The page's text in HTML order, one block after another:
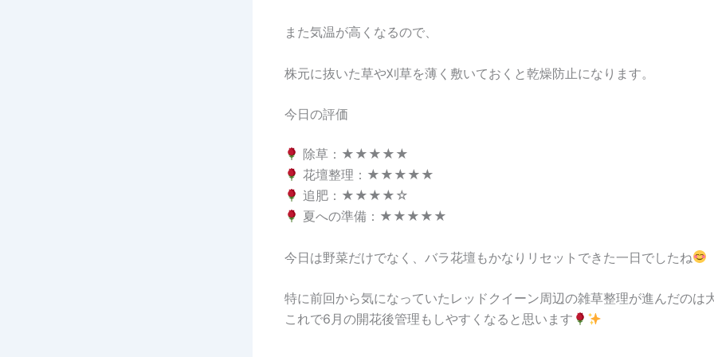
また気温が高くなるので、
株元に抜いた草や刈草を薄く敷いておくと乾燥防止になります。
今日の評価
除草：★★★★★
花壇整理：★★★★★
追肥：★★★★☆
夏への準備：★★★★★
今日は野菜だけでなく、バラ花壇もかなりリセットできた一日でしたね
特に前回から気になっていたレッドクイーン周辺の雑草整理が進んだのは
これで6月の開花後管理もしやすくなると思います